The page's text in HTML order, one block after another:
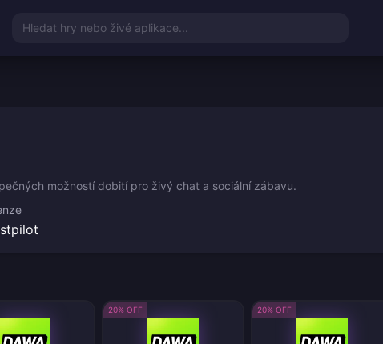
Hledat hry nebo živé aplikace...
možností dobití pro živý chat a sociální zábavu.
20% OFF 20% OFF